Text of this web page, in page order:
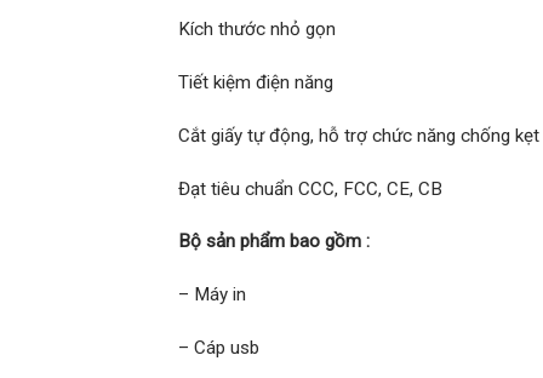
Kích thước nhỏ gọn
Tiết kiệm điện năng
Cắt giấy tự động, hỗ trợ chức năng chống kẹt
Đạt tiêu chuẩn CCC, FCC, CE, CB
Bộ sản phẩm bao gồm :
– Máy in
– Cáp usb